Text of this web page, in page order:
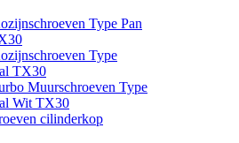
Type Pan
Type
TX30
Muurschroeven Type
Wit TX30
cilinderkop